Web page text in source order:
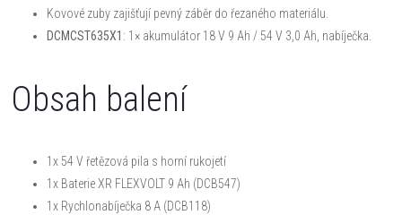
Kovové zuby zajišťují pevný záběr do řezaného materiálu.
DCMCST635X1 : 1× akumulátor 18 V 9 Ah / 54 V 3,0 Ah, nabíječka.
Obsah balení
1x 54 V řetězová pila s horní rukojetí
1x Baterie XR FLEXVOLT 9 Ah (DCB547)
1x Rychlonabíječka 8 A (DCB118)